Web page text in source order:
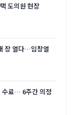
도의원 현장
장 열다…임창열
수료… 6주간 의정